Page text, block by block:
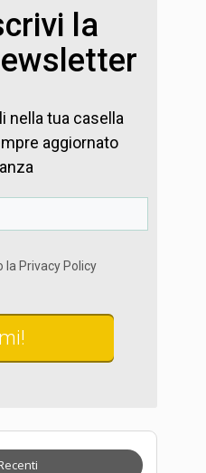
la
nella tua casella
aggiornato
la Privacy Policy